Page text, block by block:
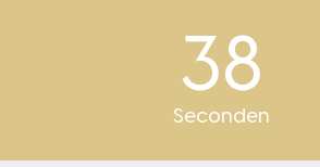
38
Seconden